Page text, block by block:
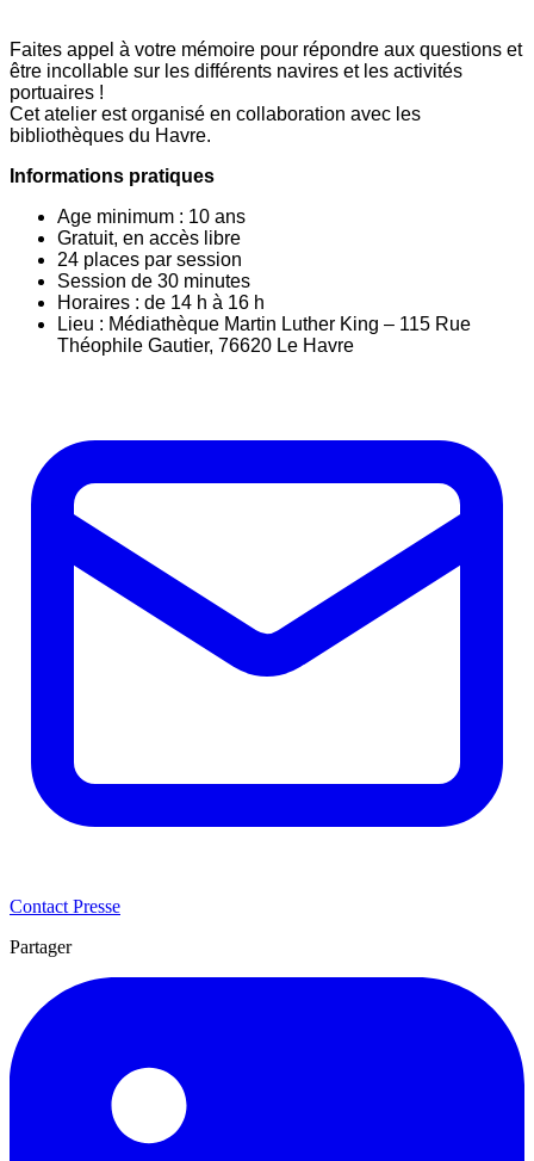
Faites appel à votre mémoire pour répondre aux questions et
être incollable sur les différents navires et les activités
portuaires !
Cet atelier est organisé en collaboration avec les
bibliothèques du Havre.
Informations pratiques
Age minimum : 10 ans
Gratuit, en accès libre
24 places par session
Session de 30 minutes
Horaires : de 14 h à 16 h
Lieu : Médiathèque Martin Luther King – 115 Rue
Théophile Gautier, 76620 Le Havre
Contact Presse
Partager